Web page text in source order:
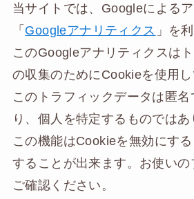
当サイトでは、Googleによる
「 Googleアナリティクス 」を
このGoogleアナリティクスは
の収集のためにCookieを使用し
このトラフィックデータは匿
り、個人を特定するものではあ
この機能はCookieを無効にす
することが出来ます。お使いの
ご確認ください。